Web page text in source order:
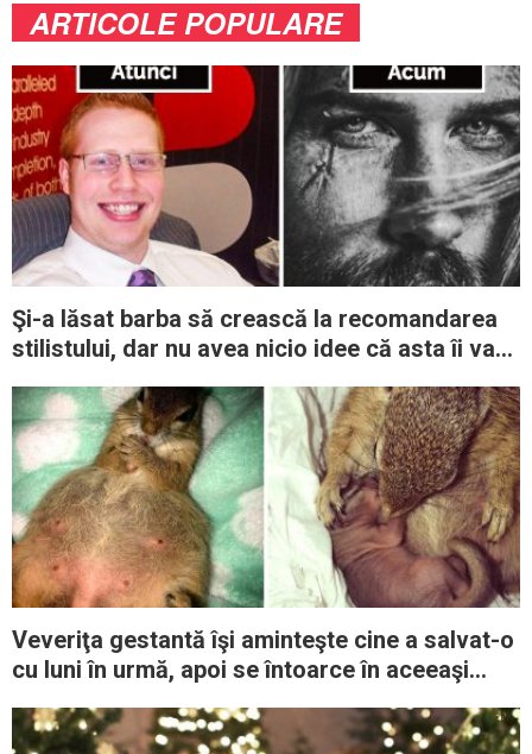
ARTICOLE POPULARE
Şi-a lăsat barba să crească la recomandarea
stilistului, dar nu avea nicio idee că asta îi va
Veveriţa gestantă îşi aminteşte cine a salvat-o
cu luni în urmă, apoi se întoarce în aceeaşi